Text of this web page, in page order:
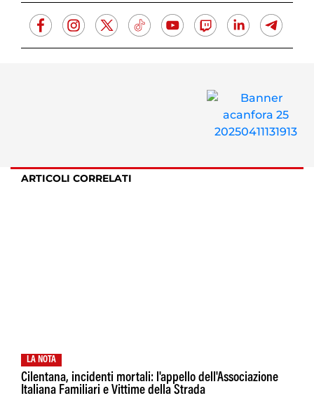
ARTICOLI CORRELATI
LA NOTA
Cilentana, incidenti mortali: l'appello dell'Associazione
Italiana Familiari e Vittime della Strada